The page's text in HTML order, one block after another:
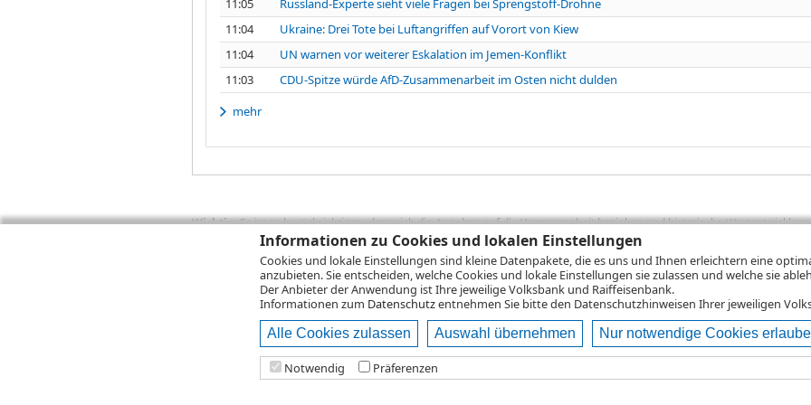
Informationen zu Cookies und lokalen Einstellungen
Cookies und lokale Einstellungen sind kleine Datenpakete, die es uns und Ihnen erleichtern eine
anzubieten. Sie entscheiden, welche Cookies und lokale Einstellungen sie zulassen und welche sie
Der Anbieter der Anwendung ist Ihre jeweilige Volksbank und Raiffeisenbank.
Informationen zum Datenschutzentnehmen Sie bitte den Datenschutzhinweisen Ihrer jeweiligen
Alle Cookies zulassen Auswahl übernehmen Nur notwendige Cookies
Notwendig Präferenzen
11:05
Russland-Experte sieht viele Fragen bei Sprengstoff-Drohne
11:04
Ukraine: Drei Tote bei Luftangriffen auf Vorort von Kiew
11:04
UN warnen vor weiterer Eskalation im Jemen-Konflikt
11:03
CDU-Spitze würde AfD-Zusammenarbeit im Osten nicht dulden
mehr
Wichtig:Es ist zu berücksichtigen, dass sich die Angaben auf die Vergangenheit beziehen und historische
zukünftige Ergebnisse darstellen. Bei Performanceangaben handelt es sich stets um Bruttowertangaben. Bei
Provisionen, Gebühren und andere Entgelte), die beim Erwerb von Wertpapieren in der Regel anfallen, nicht berücksichtigt.
Depotgebühren hinzu. Mit dem Wertentwicklungsrechner können Sie auf den einzelnen Wertpapierseiten Ihre individuell
Performance, die sich unter Berücksichtigung sämtlicher Transaktionskosten und etwaigen Depotgebühren ergibt,
kann die Rendite zudem infolge von Währungsschwankungen steigen oder fallen.
DZ BANK AGBitte beachten Sie dieNutzungsbedingungen Impressum Datenschutz
Hilfe
2026 Infront Financial Technology GmbH